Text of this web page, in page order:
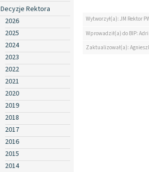
Decyzje Rektora
2026
2025
2024
2023
2022
2021
2020
2019
2018
2017
2016
2015
2014
Wytworzył(a): JM Rektor
Wprowadził(a) do BIP:
Zaktualizował(a):